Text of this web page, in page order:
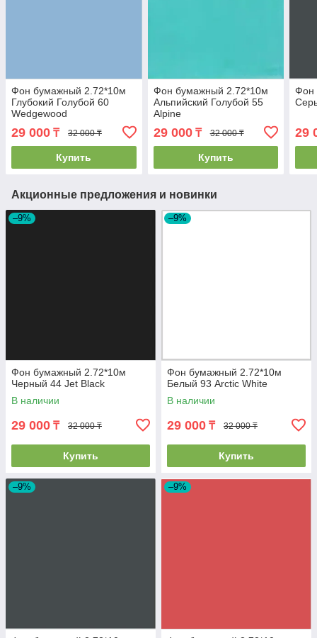
Фон бумажный 2.72*10м
Глубокий Голубой 60
Wedgewood
29 000 ₸ 32 000 ₸
Купить
Фон бумажный 2.72*10м
Альпийский Голубой 55
Alpine
29 000₸ 32 000 ₸
Купить
Фон
29
Акционные предложения и новинки
–9%
Фон бумажный 2.72*10м
Черный 44 Jet Black
В наличии
29 000 ₸ 32 000 ₸
Купить
–9%
Фон бумажный 2.72*10м
Белый 93 Arctic White
В наличии
29 000 ₸ 32 000 ₸
Купить
–9% –9%